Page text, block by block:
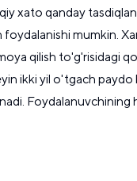
xato qanday
mumkin.
qilish to'g'risidagi
ikki yil o'tgach